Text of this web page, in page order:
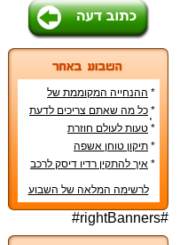
* ההנחייה המקוממת של
משרד החינוך
* כל מה שאתם צריכים לדעת
לפני קניית מטבח חדש
* טעות לעולם חוזרת
* תיקון טוחן אשפה
* איך להתקין רדיו דיסק לרכב
לרשימה המלאה של השבוע
#rightBanners#